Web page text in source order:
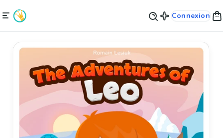
Connexion